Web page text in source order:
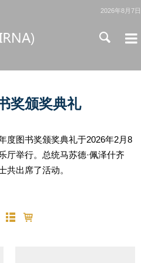
2026年8月7日
奖颁奖典礼
度图书奖颁奖典礼于2026年2月8
厅举行。总统马苏德·佩泽什齐
共出席了活动。